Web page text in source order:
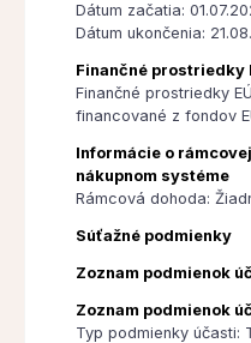
Dátum začatia:
Dátum ukončenia:
Finančné prostriedky
Finančné prostriedky
financované z fondov
Informácie o
nákupnom systéme
Rámcová dohoda:
Súťažné podmienky
Zoznam podmienok
Zoznam podmienok
Typ podmienky účasti: